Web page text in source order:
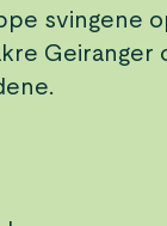
svingene
Geiranger